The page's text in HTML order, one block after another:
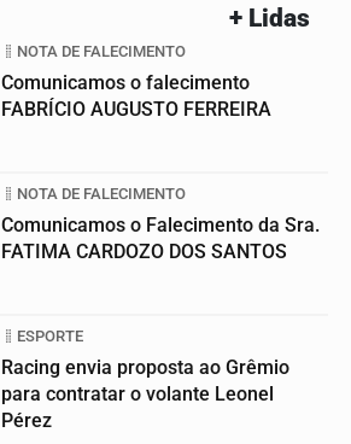
+ Lidas
NOTA DE FALECIMENTO
Comunicamos o falecimento
FABRÍCIO AUGUSTO FERREIRA
NOTA DE FALECIMENTO
Comunicamos o Falecimento da Sra.
FATIMA CARDOZO DOS SANTOS
ESPORTE
Racing envia proposta ao Grêmio
para contratar o volante Leonel
Pérez